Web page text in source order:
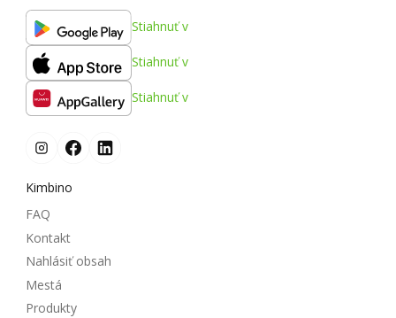
Stiahnuť v
Stiahnuť v
Stiahnuť v
Kimbino
FAQ
Kontakt
Nahlásiť obsah
Mestá
Produkty